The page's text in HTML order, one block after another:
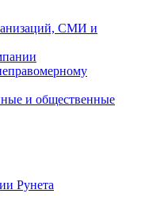
СМИ и
и общественные
Рунета